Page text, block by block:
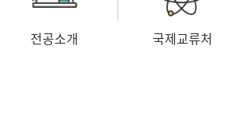
전공소개 국제교류처